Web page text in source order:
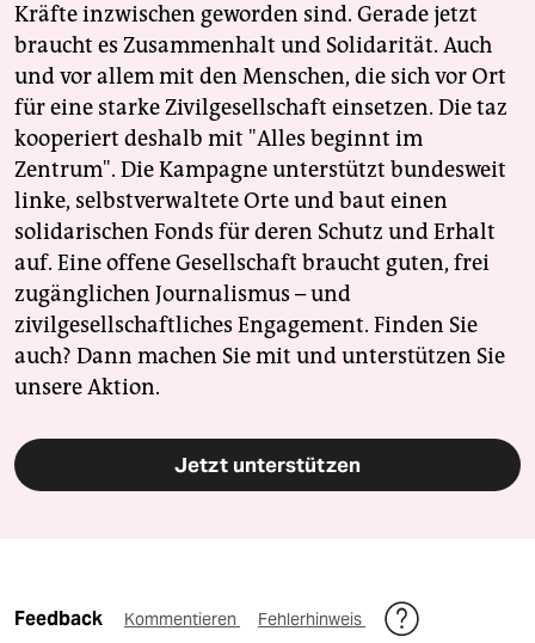
Kräfte inzwischen geworden sind. Gerade jetzt
braucht es Zusammenhalt und Solidarität. Auch
und vor allem mit den Menschen, die sich vor Ort
für eine starke Zivilgesellschaft einsetzen. Die taz
kooperiert deshalb mit "Alles beginnt im
Zentrum". Die Kampagne unterstützt bundesweit
linke, selbstverwaltete Orte und baut einen
solidarischen Fonds für deren Schutz und Erhalt
auf. Eine offene Gesellschaft braucht guten, frei
zugänglichen Journalismus – und
zivilgesellschaftliches Engagement. Finden Sie
auch? Dann machen Sie mit und unterstützen Sie
unsere Aktion.
Jetzt unterstützen
Feedback Kommentieren Fehlerhinweis